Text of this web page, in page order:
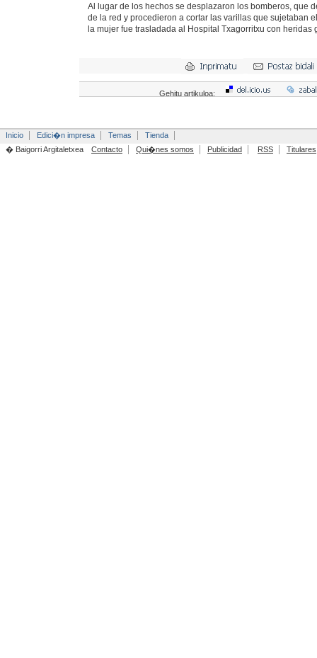
Al lugar de los hechos se desplazaron los bomberos, que
de la red y procedieron a cortar las varillas que sujetaban
la mujer fue trasladada al Hospital Txagorritxu con heridas
Gehitu artikuloa:
Inicio Edici�n impresa Temas
Tienda
� Baigorri Argitaletxea
Contacto Qui�nes somos Publicidad RSS Titulares